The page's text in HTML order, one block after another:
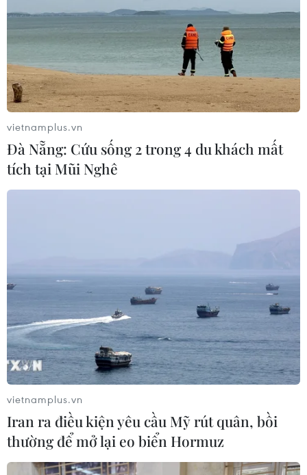
Mục tiêu của Chương trình phát triển tài sản trí tuệ là
đến năm 2025, tối thiểu 40% sản phẩm được công
nhận là sản phẩm quốc gia, sản phẩm chủ lực quốc
gia... được hỗ trợ đăng ký bảo hộ.
vietnamplus.vn
Đà Nẵng: Cứu sống 2 trong 4 du khách mất
tích tại Mũi Nghê
vietnamplus.vn
Iran ra điều kiện yêu cầu Mỹ rút quân, bồi
thường để mở lại eo biển Hormuz